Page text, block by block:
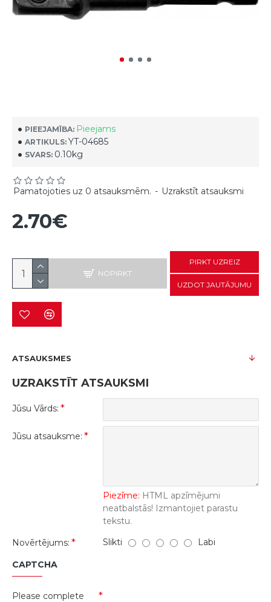
PIEEJAMĪBA: Pieejams
ARTIKULS: YT-04685
SVARS: 0.10kg
Pamatojoties uz 0 atsauksmēm. - Uzrakstīt atsauksmi
2.70€
NOPIRKT
PIRKT UZREIZ
UZDOT JAUTĀJUMU
ATSAUKSMES
UZRAKSTĪT ATSAUKSMI
Jūsu Vārds:
Jūsu atsauksme:
Piezīme: HTML apzīmējumi
neatbalstās! Izmantojiet parastu
tekstu.
Novērtējums:
Slikti Labi
CAPTCHA
Please complete